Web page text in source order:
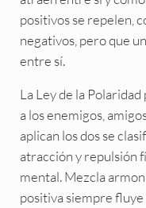
positivos se repelen,
negativos, pero que
entre sí.
La Ley de la
a los enemigos,
aplican los dos se
atracción y repulsión
mental. Mezcla
positiva siempre